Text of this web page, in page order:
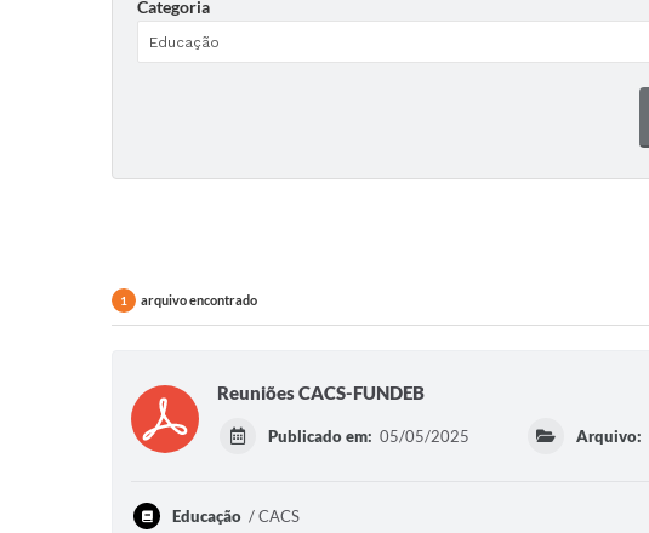
Categoria
1 arquivo encontrado
Reuniões CACS-FUNDEB
Publicado em: 05/05/2025 Arquivo:
Educação CACS